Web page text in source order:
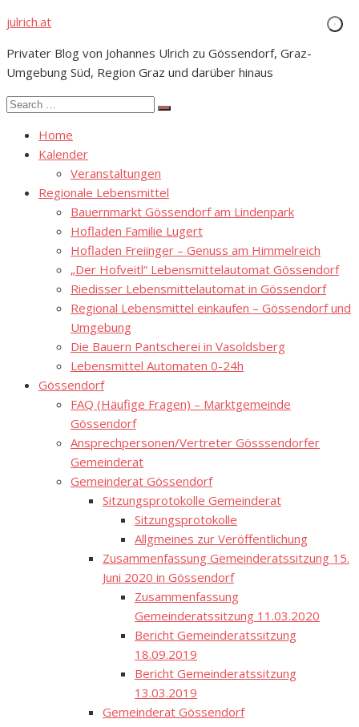
Skip
content
julrich.at
Privater Blog von Johannes Ulrich zu Gössendorf, Graz-
Umgebung Süd, Region Graz und darüber hinaus
Search
Search
Home
Kalender
Veranstaltungen
Regionale Lebensmittel
Bauernmarkt Gössendorf am Lindenpark
Hofladen Familie Lugert
Hofladen Freiinger – Genuss am Himmelreich
„Der Hofveitl“ Lebensmittelautomat Gössendorf
Riedisser Lebensmittelautomat in Gössendorf
Regional Lebensmittel einkaufen – Gössendorf und
Umgebung
Die Bauern Pantscherei in Vasoldsberg
Lebensmittel Automaten 0-24h
Gössendorf
FAQ (Häufige Fragen) – Marktgemeinde
Gössendorf
Ansprechpersonen/Vertreter Gösssendorfer
Gemeinderat
Gemeinderat Gössendorf
Sitzungsprotokolle Gemeinderat
Sitzungsprotokolle
Allgmeines zur Veröffentlichung
Zusammenfassung Gemeinderatssitzung 15.
Juni 2020 in Gössendorf
Zusammenfassung
Gemeinderatssitzung 11.03.2020
Bericht Gemeinderatssitzung
18.09.2019
Bericht Gemeinderatssitzung
13.03.2019
Gemeinderat Gössendorf